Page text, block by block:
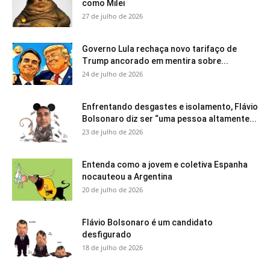
como Milei
27 de julho de 2026
Governo Lula rechaça novo tarifaço de
Trump ancorado em mentira sobre...
24 de julho de 2026
Enfrentando desgastes e isolamento, Flávio
Bolsonaro diz ser “uma pessoa altamente...
23 de julho de 2026
Entenda como a jovem e coletiva Espanha
nocauteou a Argentina
20 de julho de 2026
Flávio Bolsonaro é um candidato
desfigurado
18 de julho de 2026